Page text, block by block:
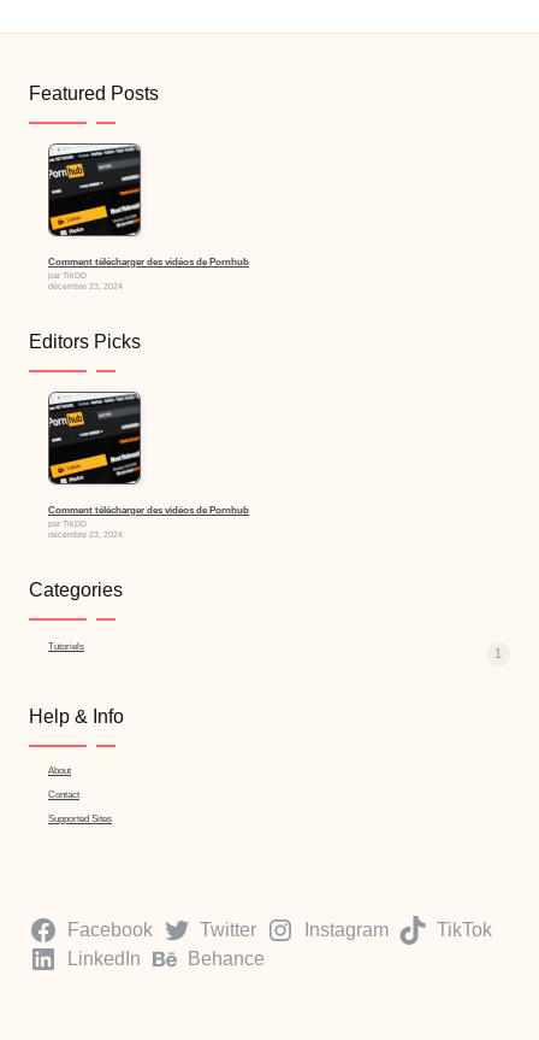
Featured Posts
Comment télécharger des vidéos de Pornhub
par TikDD
décembre 23, 2024
Editors Picks
Comment télécharger des vidéos de Pornhub
par TikDD
décembre 23, 2024
Categories
Tutoriels 1
Help & Info
About
Contact
Supported Sites
Facebook Twitter Instagram
TikTok
LinkedIn
Behance